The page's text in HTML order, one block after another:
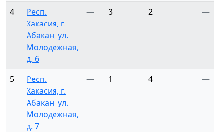
4
Респ.
Хакасия, г.
Абакан, ул.
Молодежная,
д. 6
— 3 2 —
5
Респ.
Хакасия, г.
Абакан, ул.
Молодежная,
д. 7
— 1 4 —